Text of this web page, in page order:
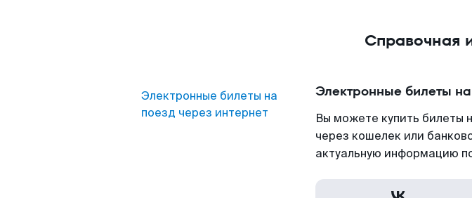
Справочная
Электронные билеты на
поезд через интернет
Электронные билеты
Вы можете купить билеты
через кошелек или
актуальную информацию